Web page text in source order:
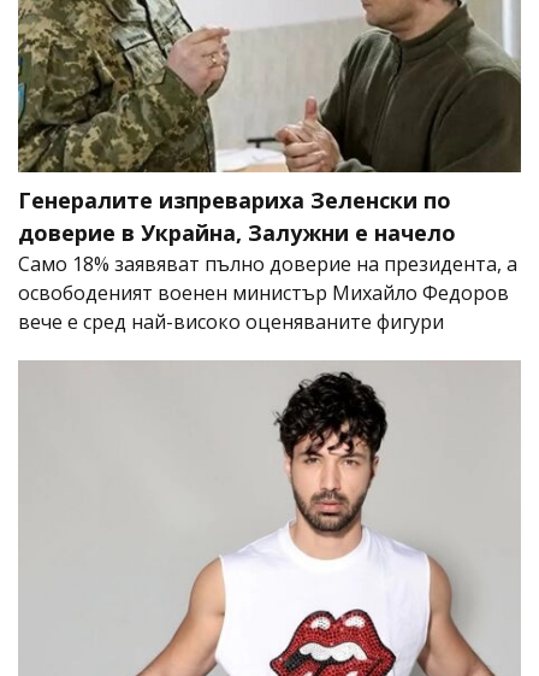
Генералите изпревариха Зеленски по
доверие в Украйна, Залужни е начело
Само 18% заявяват пълно доверие на президента, а
освободеният военен министър Михайло Федоров
вече е сред най-високо оценяваните фигури